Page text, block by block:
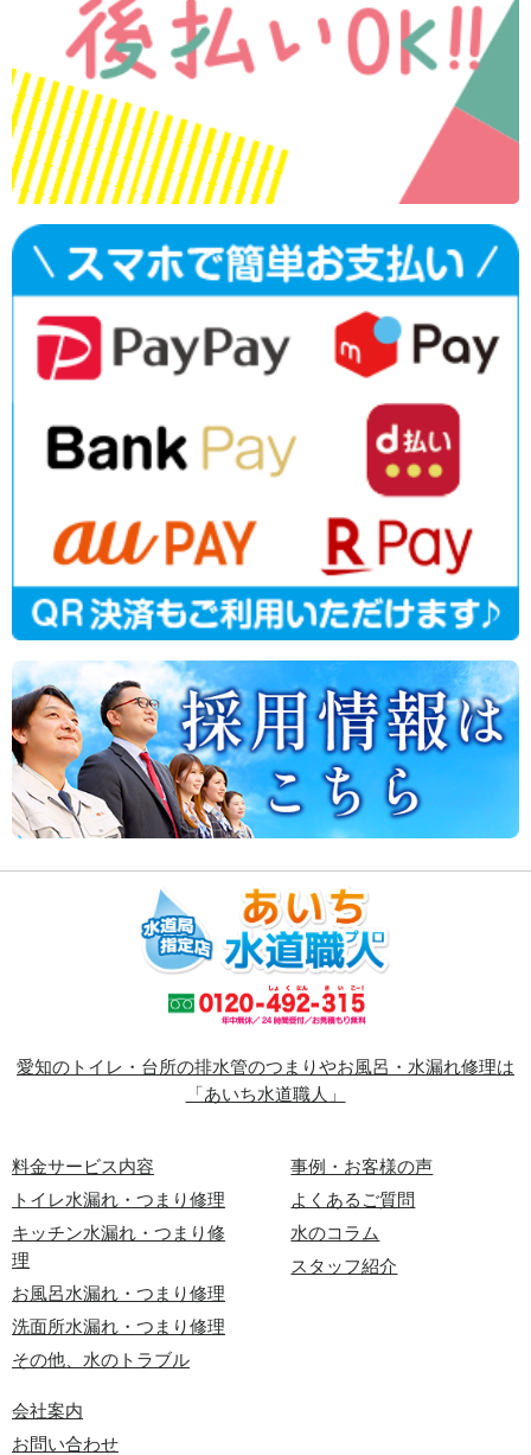
愛知のトイレ・台所の排水管のつまりやお風呂・水漏れ修理は
「あいち水道職人」
料金サービス内容
トイレ水漏れ・つまり修理
キッチン水漏れ・つまり修
理
お風呂水漏れ・つまり修理
洗面所水漏れ・つまり修理
その他、水のトラブル
事例・お客様の声
よくあるご質問
水のコラム
スタッフ紹介
会社案内
お問い合わせ